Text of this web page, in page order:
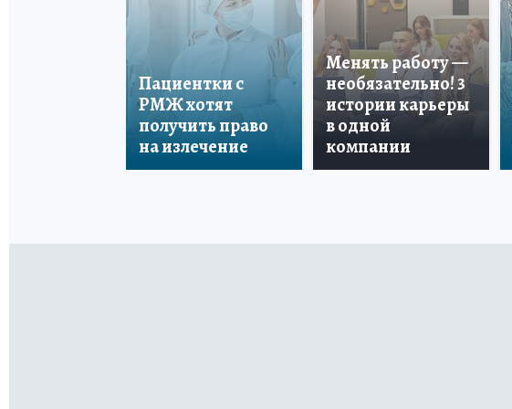
Пациентки с
РМЖ хотят
получить право
на излечение
Менять работу —
необязательно! 3
истории карьеры
в одной
компании